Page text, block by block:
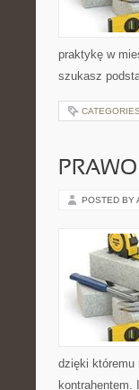
praktykę w
szukasz
POSTED BY
dzięki któremu
kontrahentem.